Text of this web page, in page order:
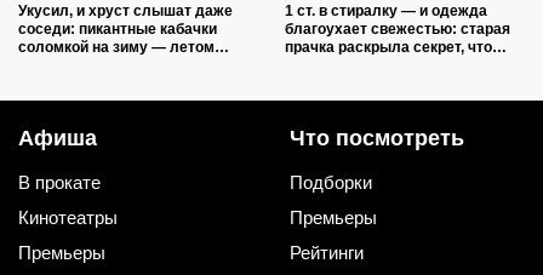
Укусил, и хруст слышат даже
соседи: пикантные кабачки
соломкой на зиму — летом
1 ст. в стиралку — и одежда
благоухает свежестью: старая
прачка раскрыла секрет, что
Афиша
В прокате
Кинотеатры
Премьеры
Что посмотреть
Подборки
Премьеры
Рейтинги